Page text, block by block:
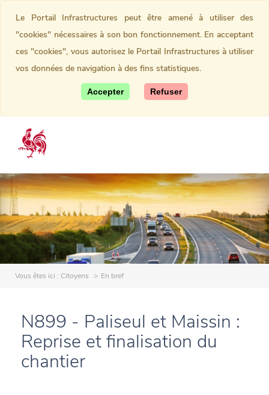
Vous êtes ici : Citoyens En bref
N899 - Paliseul et Maissin :
Reprise et finalisation du
chantier
Le Portail Infrastructures peut être amené à utiliser des
"cookies" nécessaires à son bon fonctionnement. En acceptant
ces "cookies", vous autorisez le Portail Infrastructures à utiliser
vos données de navigation à des fins statistiques.
Accepter Refuser